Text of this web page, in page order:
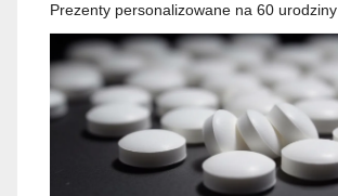
Prezenty personalizowane na 60 urodziny